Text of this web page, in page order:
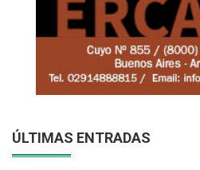
ÚLTIMAS ENTRADAS